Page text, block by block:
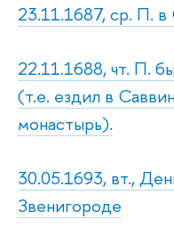
23.11.1687, ср. П.
22.11.1688, чт. П.
(т.е. ездил в
монастырь).
30.05.1693, вт.,
Звенигороде